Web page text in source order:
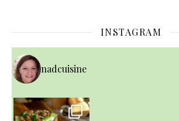
INSTAGRAM
nadcuisine